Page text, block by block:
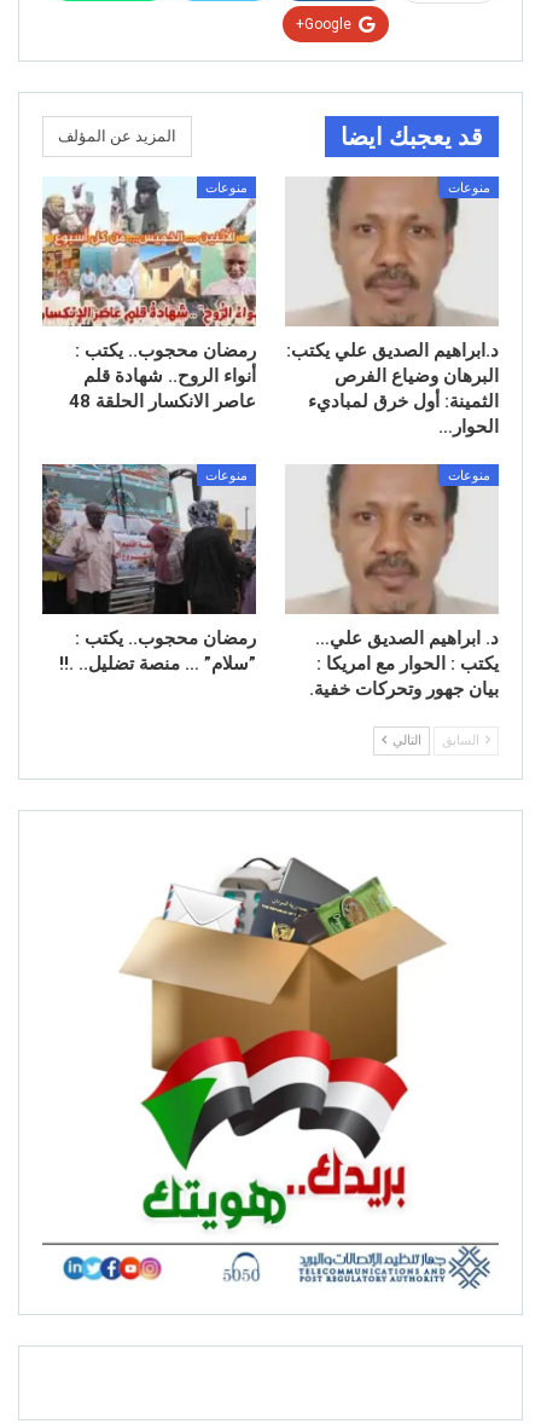
Google+
قد يعجبك ايضا المزيد عن المؤلف
منوعات
د.ابراهيم الصديق علي يكتب:
البرهان وضياع الفرص
الثمينة: أول خرق لمباديء
الحوار…
منوعات
رمضان محجوب.. يكتب :
أنواء الروح.. شهادة قلم
عاصر الانكسار الحلقة 48
منوعات
د. ابراهيم الصديق علي…
يكتب : الحوار مع امريكا :
بيان جهور وتحركات خفية.
منوعات
رمضان محجوب.. يكتب : ​
”سلام” … منصة تضليل.. .!!
السابق التالي